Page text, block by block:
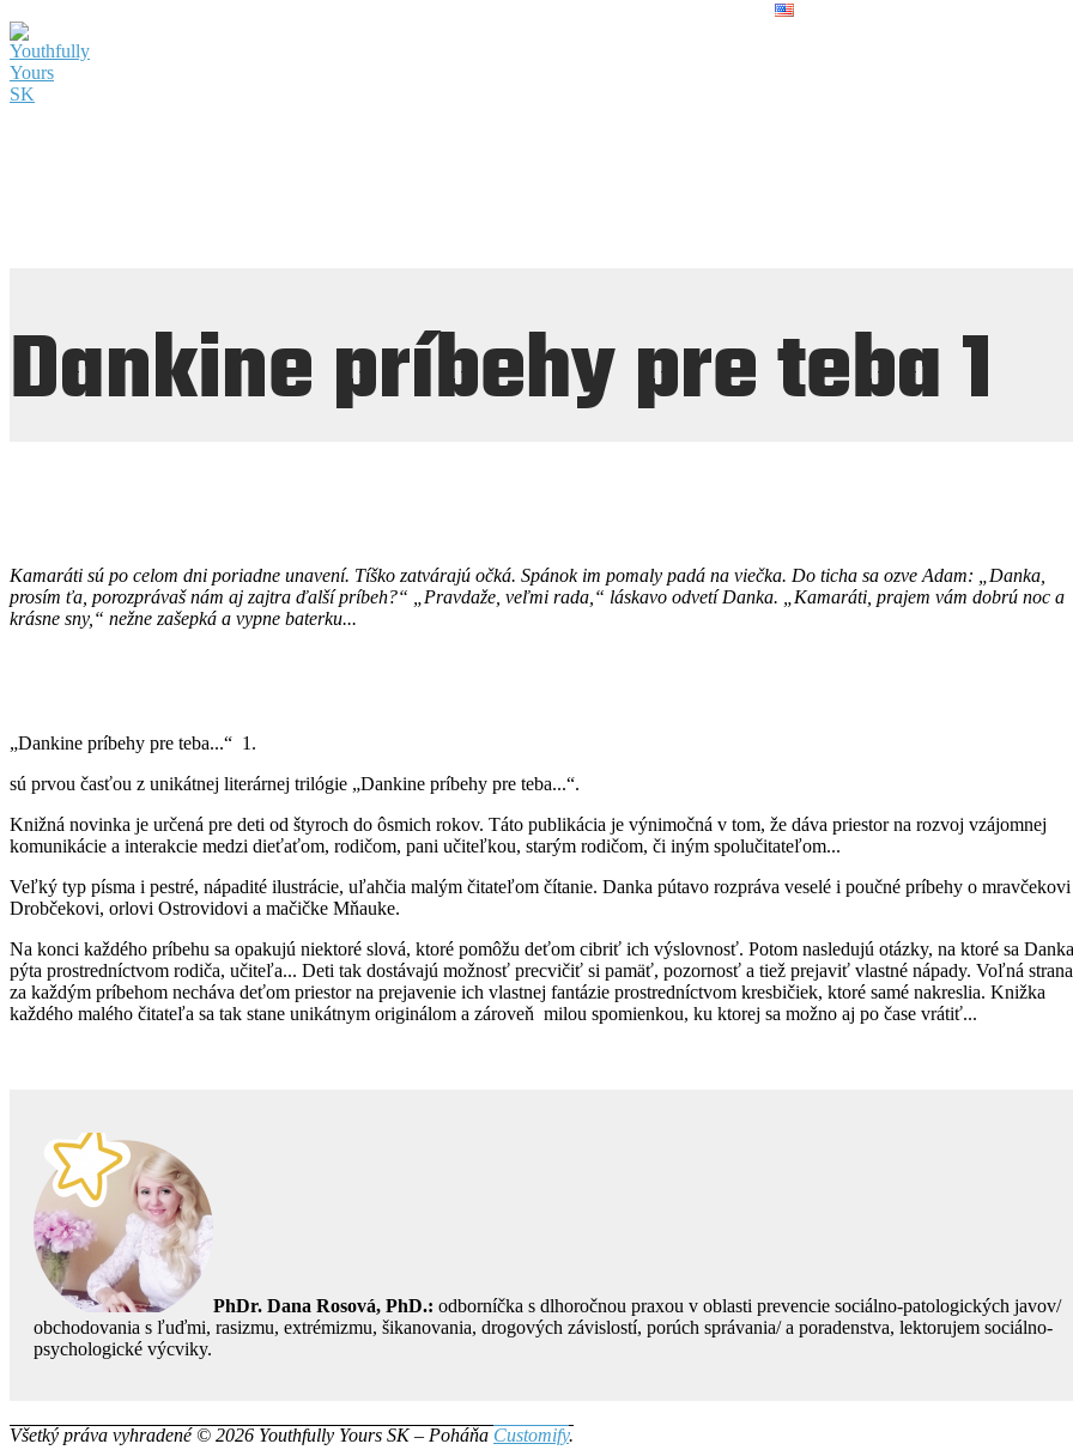
Dankine príbehy pre teba 1
Kamaráti sú po celom dni poriadne unavení. Tíško zatvárajú očká. Spánok im pomaly padá na viečka. Do ticha sa ozve Adam: „Danka,
prosím ťa, porozprávaš nám aj zajtra ďalší príbeh?“
„Pravdaže, veľmi rada,“ láskavo odvetí Danka.
„Kamaráti, prajem vám dobrú noc a
krásne sny,“ nežne zašepká a vypne baterku...
„Dankine príbehy pre teba...“ 1.
sú prvou časťou z unikátnej literárnej trilógie „Dankine príbehy pre teba...“.
Knižná novinka je určená pre deti od štyroch do ôsmich rokov. Táto publikácia je výnimočná v tom, že dáva priestor na rozvoj vzájomnej
komunikácie a interakcie medzi dieťaťom, rodičom, pani učiteľkou, starým rodičom, či iným spolučitateľom...
Veľký typ písma i pestré, nápadité ilustrácie, uľahčia malým čitateľom čítanie. Danka pútavo rozpráva veselé i poučné príbehy o mravčekovi
Drobčekovi, orlovi Ostrovidovi a mačičke Mňauke.
Na konci každého príbehu sa opakujú niektoré slová, ktoré pomôžu deťom cibriť ich výslovnosť. Potom nasledujú otázky, na ktoré sa Danka
pýta prostredníctvom rodiča, učiteľa... Deti tak dostávajú možnosť precvičiť si pamäť, pozornosť a tiež prejaviť vlastné nápady. Voľná strana
za každým príbehom necháva deťom priestor na prejavenie ich vlastnej fantázie prostredníctvom kresbičiek, ktoré samé nakreslia. Knižka
každého malého čitateľa sa tak stane unikátnym originálom a zároveň milou spomienkou, ku ktorej sa možno aj po čase vrátiť...
PhDr. Dana Rosová, PhD.: odborníčka s dlhoročnou praxou v oblasti prevencie sociálno-patologických javov/
obchodovania s ľuďmi, rasizmu, extrémizmu, šikanovania, drogových závislostí, porúch správania/ a poradenstva, lektorujem sociálno-
psychologické výcviky.
Všetký práva vyhradené © 2026 Youthfully Yours SK – Poháňa Customify.